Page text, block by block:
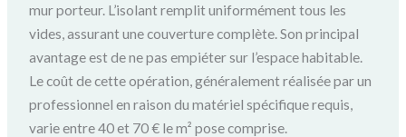
mur porteur. L’isolant remplit uniformément tous les
vides, assurant une couverture complète. Son principal
avantage est de ne pas empiéter sur l’espace habitable.
Le coût de cette opération, généralement réalisée par un
professionnel en raison du matériel spécifique requis,
varie entre 40 et 70 € le m² pose comprise.